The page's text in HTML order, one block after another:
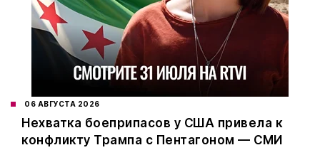
06 АВГУСТА 2026
Нехватка боеприпасов у США привела к
конфликту Трампа с Пентагоном — СМИ